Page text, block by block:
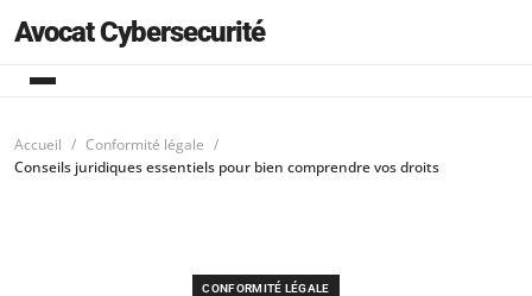
Avocat Cybersecurité
Accueil
Conformité légale
Conseils juridiques essentiels pour bien comprendre vos droits
CONFORMITÉ LÉGALE